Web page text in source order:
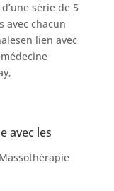
série de 5
avec chacun
lien avec
avec les
Massothérapie